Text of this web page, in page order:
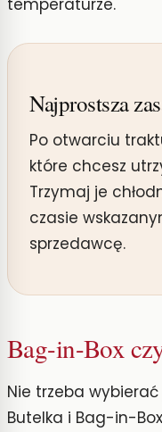
temperaturze.
Najprostsza
Po otwarciu
które chcesz
Trzymaj je
czasie
sprzedawcę.
Bag-in-Box
Nie trzeba
Butelka i Bag-in-